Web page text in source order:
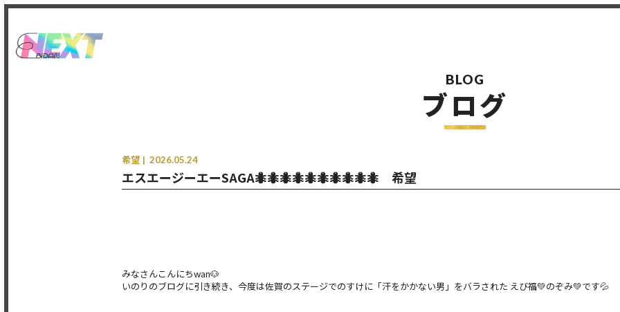
BLOG
ブログ
希望 2026.05.24
エスエージーエーSAGA🐜🐜🐜🐜🐜🐜🐜🐜🐜🐜 希望
みなさんこんにちwan🐶
いのりのブログに引き続き、今度は佐賀のステージでのすけに「汗をかかない男」をバラされた えび福💚のぞみ💚です💦